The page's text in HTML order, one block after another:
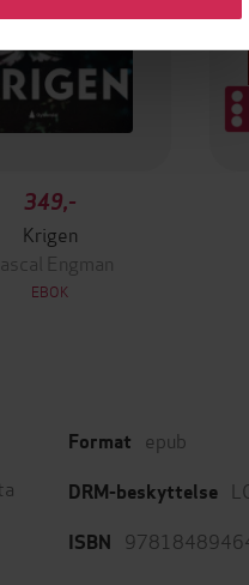
349,-
Krigen
Engman
EBOK
Format epub
DRM-beskyttelse
ISBN